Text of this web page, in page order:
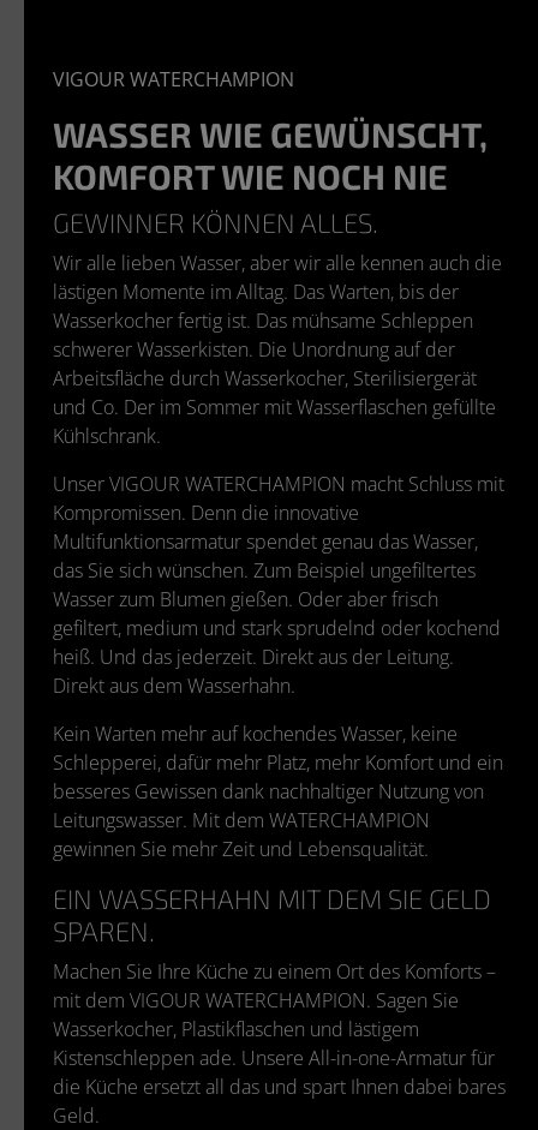
VIGOUR WATERCHAMPION
WASSER WIE GEWÜNSCHT,
KOMFORT WIE NOCH NIE
GEWINNER KÖNNEN ALLES.
Wir alle lieben Wasser, aber wir alle kennen auch die
lästigen Momente im Alltag. Das Warten, bis der
Wasserkocher fertig ist. Das mühsame Schleppen
schwerer Wasserkisten. Die Unordnung auf der
Arbeitsfläche durch Wasserkocher, Sterilisiergerät
und Co. Der im Sommer mit Wasserflaschen gefüllte
Kühlschrank.
Unser VIGOUR WATERCHAMPION macht Schluss mit
Kompromissen. Denn die innovative
Multifunktionsarmatur spendet genau das Wasser,
das Sie sich wünschen. Zum Beispiel ungefiltertes
Wasser zum Blumen gießen. Oder aber frisch
gefiltert, medium und stark sprudelnd oder kochend
heiß. Und das jederzeit. Direkt aus der Leitung.
Direkt aus dem Wasserhahn.
Kein Warten mehr auf kochendes Wasser, keine
Schlepperei, dafür mehr Platz, mehr Komfort und ein
besseres Gewissen dank nachhaltiger Nutzung von
Leitungswasser. Mit dem WATERCHAMPION
gewinnen Sie mehr Zeit und Lebensqualität.
EIN WASSERHAHN MIT DEM SIE GELD
SPAREN.
Machen Sie Ihre Küche zu einem Ort des Komforts –
mit dem VIGOUR WATERCHAMPION. Sagen Sie
Wasserkocher, Plastikflaschen und lästigem
Kistenschleppen ade. Unsere All-in-one-Armatur für
die Küche ersetzt all das und spart Ihnen dabei bares
Geld.